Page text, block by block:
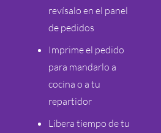
revísalo en el panel
de pedidos
Imprime el pedido
para mandarlo a
cocina o a tu
repartidor
Libera tiempo de tu